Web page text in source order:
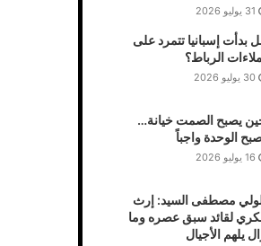
31 يوليو 2026
بدأت إسبانيا تتمرد على
الرباط؟
30 يوليو 2026
يصبح الصمت خيانة…
الوحدة واجباً
16 يوليو 2026
مصطفى السيد: إرث
لقائد سبق عصره وما
يلهم الأجيال